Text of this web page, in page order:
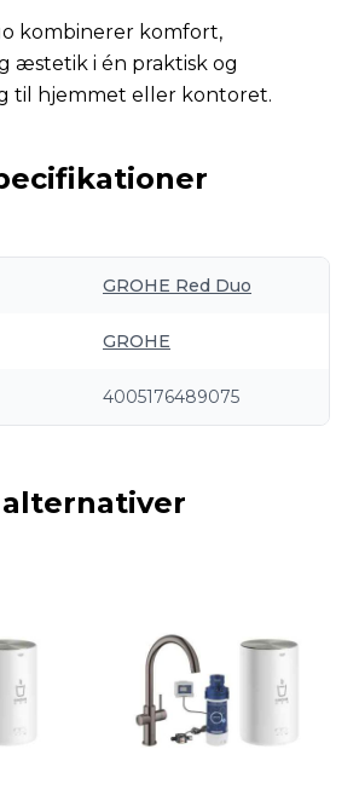
kombinerer komfort,
æstetik i én praktisk og
til hjemmet eller kontoret.
GROHE Red Duo
GROHE
4005176489075